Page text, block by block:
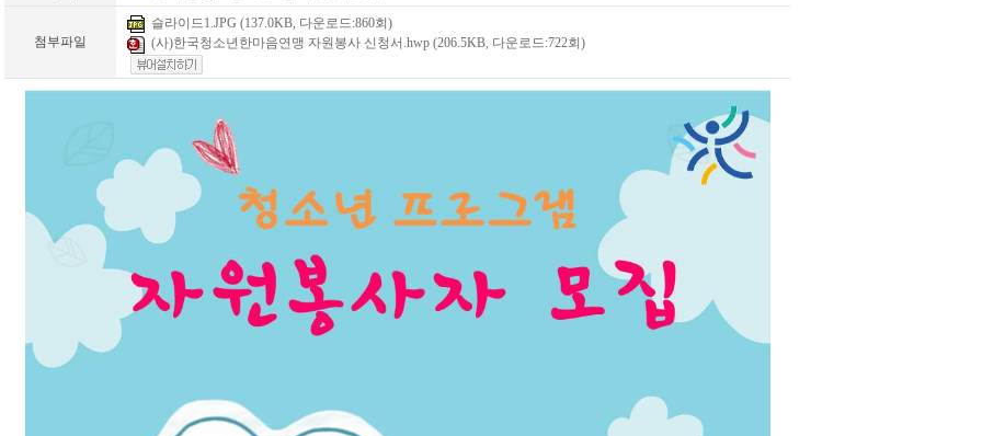
첨부파일
슬라이드1.JPG (137.0KB, 다운로드:860회)
(사)한국청소년한마음연맹 자원봉사 신청서.hwp (206.5KB, 다운로드:722회)